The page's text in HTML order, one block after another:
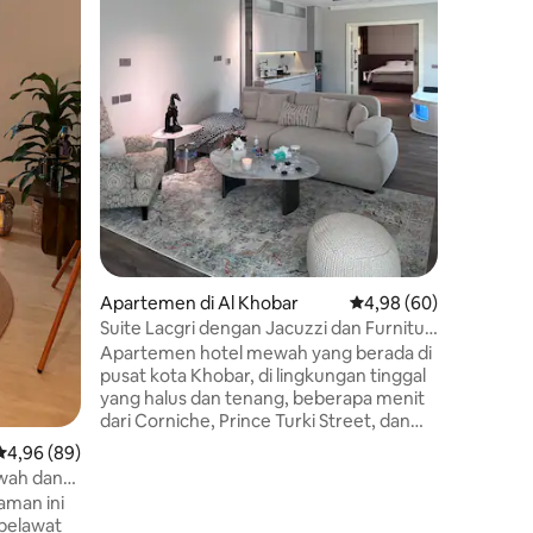
rata-rata 4,96 dari 5, 89 ulasan
4,96 (89)
dan
ini
Apartemen di Al Khobar Nilai rata-rata 4,98
4,98 (60)
Suite Lacgri dengan Jacuzzi dan Furnitur
Modern
Apartemen hotel mewah yang berada di
pusat kota Khobar, di lingkungan tinggal
yang halus dan tenang, beberapa menit
dari Corniche, Prince Turki Street, dan